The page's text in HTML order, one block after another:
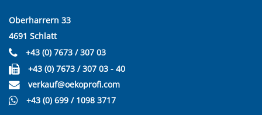
Oberharrern 33
4691 Schlatt
+43 (0) 7673 / 307 03
+43 (0) 7673 / 307 03 - 40
verkauf@oekoprofi.com
+43 (0) 699 / 1098 3717